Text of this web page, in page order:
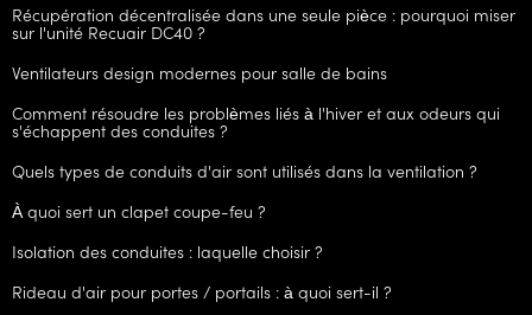
Récupération décentralisée dans une seule pièce : pourquoi miser
sur l'unité Recuair DC40 ?
Ventilateurs design modernes pour salle de bains
Comment résoudre les problèmes liés à l'hiver et aux odeurs qui
s'échappent des conduites ?
Quels types de conduits d'air sont utilisés dans la ventilation ?
À quoi sert un clapet coupe-feu ?
Isolation des conduites : laquelle choisir ?
Rideau d'air pour portes / portails : à quoi sert-il ?